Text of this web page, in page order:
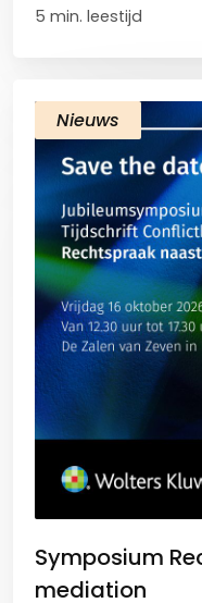
5 min. leestijd
Nieuws
Symposium
mediation